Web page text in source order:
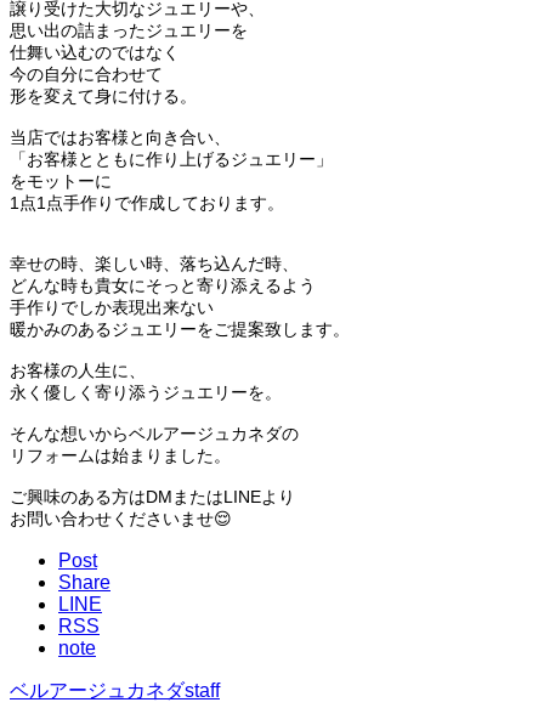
譲り受けた大切なジュエリーや、
思い出の詰まったジュエリーを
仕舞い込むのではなく
今の自分に合わせて
形を変えて身に付ける。
当店ではお客様と向き合い、
「お客様とともに作り上げるジュエリー」
をモットーに
1点1点手作りで作成しております。
幸せの時、楽しい時、落ち込んだ時、
どんな時も貴女にそっと寄り添えるよう
手作りでしか表現出来ない
暖かみのあるジュエリーをご提案致します。
お客様の人生に、
永く優しく寄り添うジュエリーを。
そんな想いからベルアージュカネダの
リフォームは始まりました。
ご興味のある方はDMまたはLINEより
お問い合わせくださいませ😌
Post
Share
LINE
RSS
note
ベルアージュカネダstaff